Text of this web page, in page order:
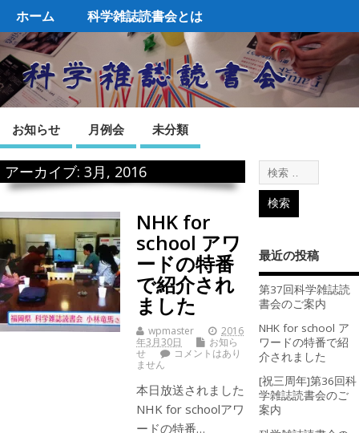
ホーム 科学雑誌読書会とは
お知らせ 月例会 未分類
アーカイブ: 3月, 2016
NHK for
school アワ
ードの特番
で紹介され
ました
wpmaster
2016
年3月30日
お知ら
せ
コメントはあり
ません
本日放送されました
NHK for schoolアワ
ードの特番…
最近の投稿
第37回科学雑誌読
書会のご案内
NHK for school ア
ワードの特番で紹
介されました
[祝三周年]第36回科
学雑誌読書会のご
案内